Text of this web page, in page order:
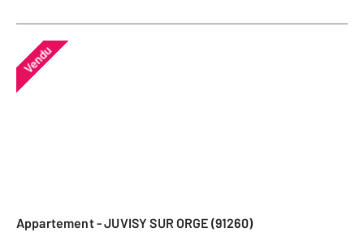
Vendu
Appartement - JUVISY SUR ORGE (91260)